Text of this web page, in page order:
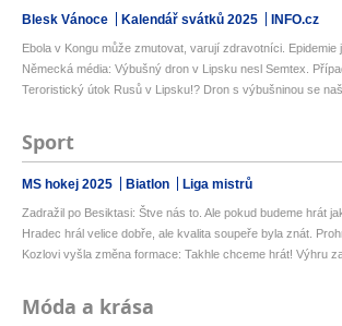
Blesk Vánoce Kalendář svátků 2025 INFO.cz
Ebola v Kongu může zmutovat, varují zdravotníci. Epidemie
Německá média: Výbušný dron v Lipsku nesl Semtex.
Teroristický útok Rusů v Lipsku!? Dron s výbušninou se
Sport
MS hokej 2025 Biatlon Liga mistrů
Zadražil po Besiktasi: Štve nás to. Ale pokud budeme hrát
Hradec hrál velice dobře, ale kvalita soupeře byla znát.
Kozlovi vyšla změna formace: Takhle chceme hrát! Výhru
Móda a krása